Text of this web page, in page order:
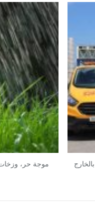
موجة حر، وزخات